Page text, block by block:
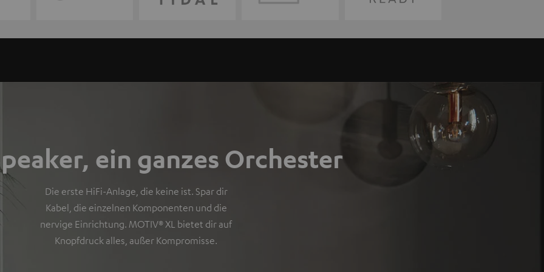
ein ganzes Orchester
Die erste HiFi-Anlage, die keine ist. Spar dir
Kabel, die einzelnen Komponenten und die
nervige Einrichtung. MOTIV® XL bietet dir auf
Knopfdruck alles, außer Kompromisse.